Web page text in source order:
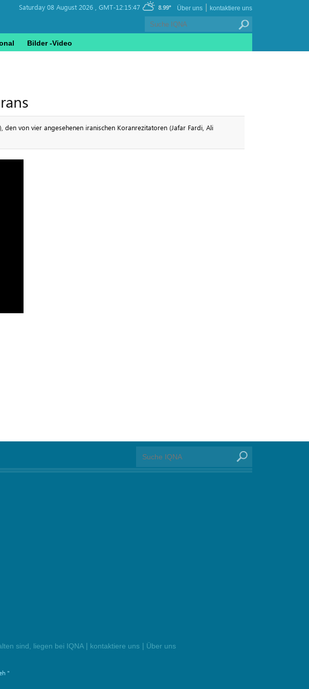
Saturday 08 August 2026 , GMT-12:15:47 8.99° kontaktiere uns
|
Über uns
Bilder -Video
von vier angesehenen iranischen Koranrezitatoren (Jafar Fardi, Ali
sind, liegen bei IQNA | kontaktiere uns | Über uns
"